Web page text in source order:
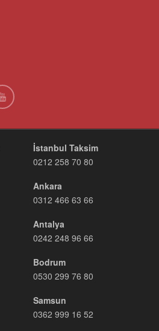
İstanbul Taksim
0212 258 70 80
Ankara
0312 466 63 66
Antalya
0242 248 96 66
Bodrum
0530 299 76 80
Samsun
0362 999 16 52